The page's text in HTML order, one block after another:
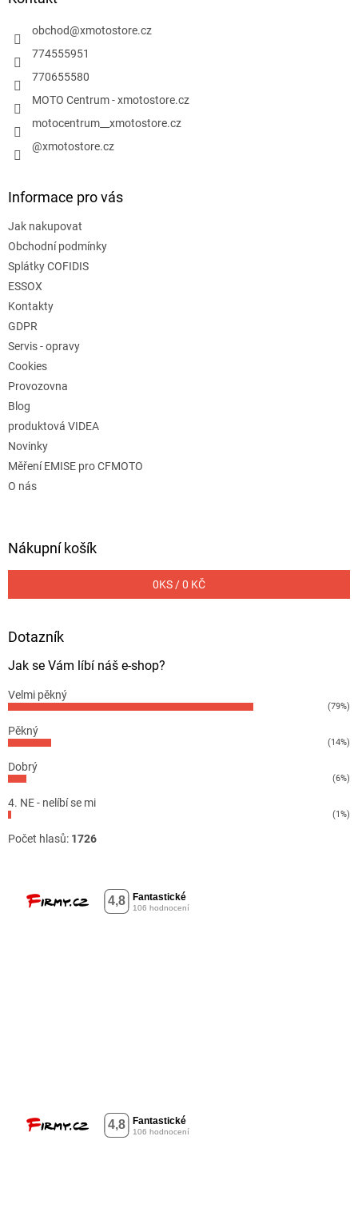
y
ý
obchod@xmotostore.cz
774555951
770655580
MOTO Centrum - xmotostore.cz
motocentrum__xmotostore.cz
@xmotostore.cz
Informace pro vás
Jak nakupovat
Obchodní podmínky
Splátky COFIDIS
ESSOX
Kontakty
GDPR
Servis - opravy
Cookies
Provozovna
Blog
produktová VIDEA
Novinky
Měření EMISE pro CFMOTO
O nás
Nákupní košík
0KS /0 KČ
Dotazník
Jak se Vám líbí náš e-shop?
Velmi pěkný
(79%)
Pěkný
(14%)
Dobrý
(6%)
4. NE - nelíbí se mi
(1%)
Počet hlasů: 1726